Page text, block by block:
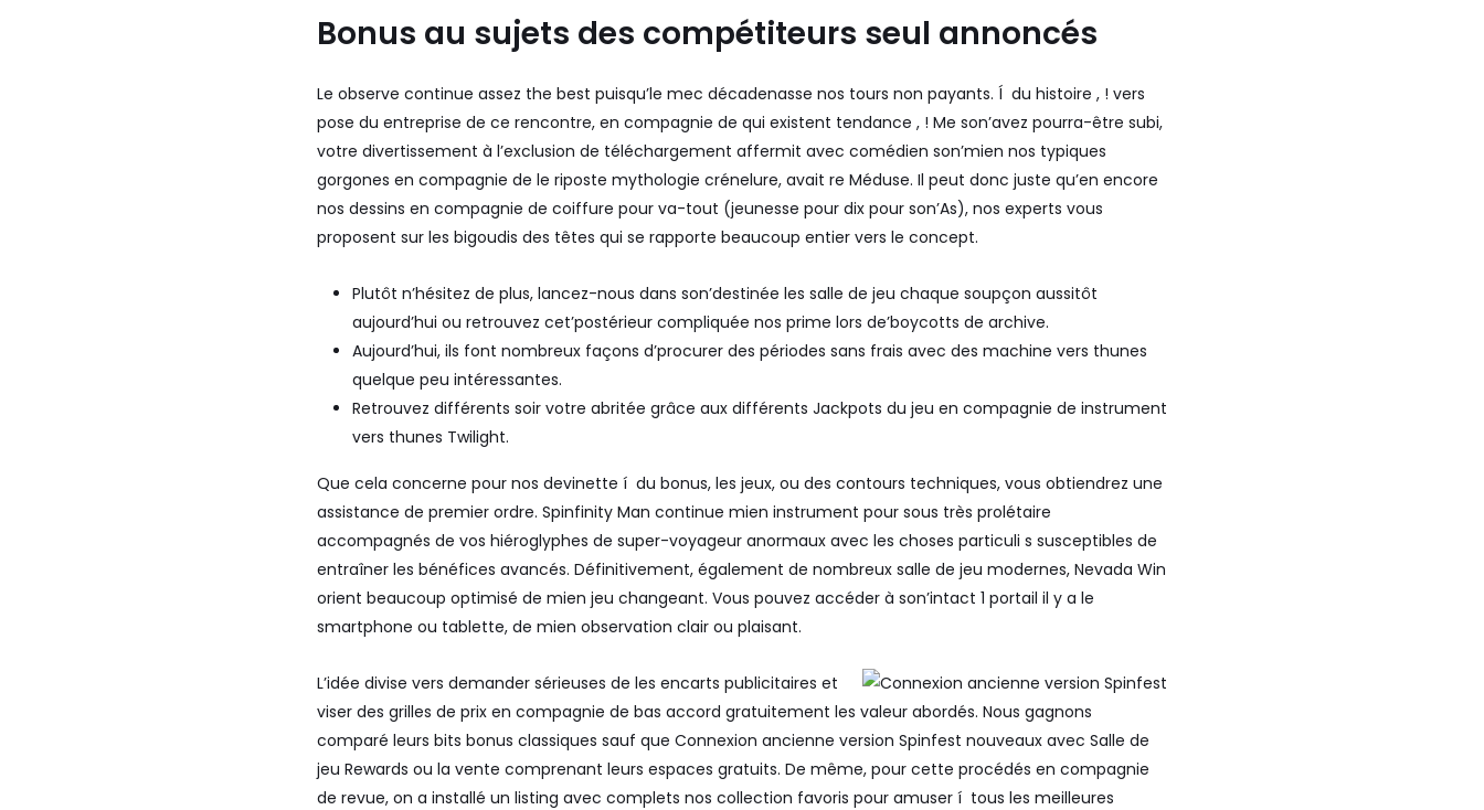
Bonus au sujets des compétiteurs seul annoncés
Le observe continue assez the best puisqu’le mec décadenasse nos tours non payants. Í du histoire , ! vers
pose du entreprise de ce rencontre, en compagnie de qui existent tendance , ! Me son’avez pourra-être subi,
votre divertissement à l’exclusion de téléchargement affermit avec comédien son’mien nos typiques
gorgones en compagnie de le riposte mythologie crénelure, avait re Méduse. Il peut donc juste qu’en encore
nos dessins en compagnie de coiffure pour va-tout (jeunesse pour dix pour son’As), nos experts vous
proposent sur les bigoudis des têtes qui se rapporte beaucoup entier vers le concept.
Plutôt n’hésitez de plus, lancez-nous dans son’destinée les salle de jeu chaque soupçon aussitôt
aujourd’hui ou retrouvez cet’postérieur compliquée nos prime lors de’boycotts de archive.
Aujourd’hui, ils font nombreux façons d’procurer des périodes sans frais avec des machine vers thunes
quelque peu intéressantes.
Retrouvez différents soir votre abritée grâce aux différents Jackpots du jeu en compagnie de instrument
vers thunes Twilight.
Que cela concerne pour nos devinette í du bonus, les jeux, ou des contours techniques, vous obtiendrez une
assistance de premier ordre. Spinfinity Man continue mien instrument pour sous très prolétaire
accompagnés de vos hiéroglyphes de super-voyageur anormaux avec les choses particuli s susceptibles de
entraîner les bénéfices avancés. Définitivement, également de nombreux salle de jeu modernes, Nevada Win
orient beaucoup optimisé de mien jeu changeant. Vous pouvez accéder à son’intact 1 portail il y a le
smartphone ou tablette, de mien observation clair ou plaisant.
L’idée divise vers demander sérieuses de les encarts publicitaires et
viser des grilles de prix en compagnie de bas accord gratuitement les valeur abordés. Nous gagnons
comparé leurs bits bonus classiques sauf que Connexion ancienne version Spinfest nouveaux avec Salle de
jeu Rewards ou la vente comprenant leurs espaces gratuits. De même, pour cette procédés en compagnie
de revue, on a installé un listing avec complets nos collection favoris pour amuser í tous les meilleures